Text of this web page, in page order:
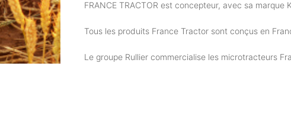
FRANCE TRACTOR est concepteur, avec sa
Tous les produits France Tractor sont conçus en
Le groupe Rullier commercialise les microtracteurs